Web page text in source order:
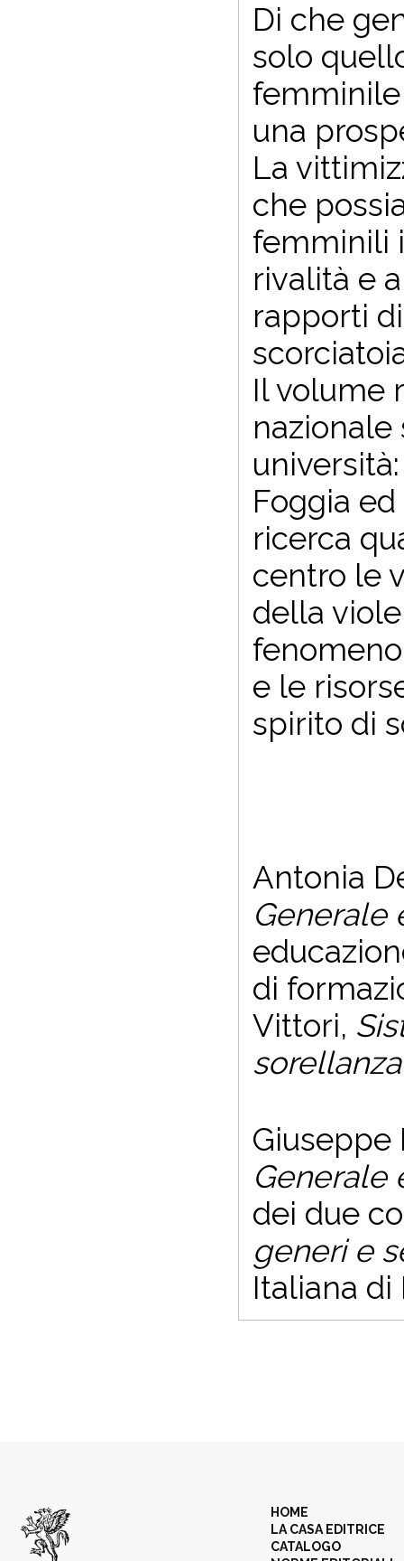
Di che
solo
femminile
una
La
che
femminili
rivalità e
rapporti
Il volume
Foggia
ricerca
centro le
della
e le
spirito di
Antonia
Generale
di
Vittori,
sorellanza
Generale
dei due
generi e
Italiana di
HOME
LA CASA EDITRICE
CATALOGO